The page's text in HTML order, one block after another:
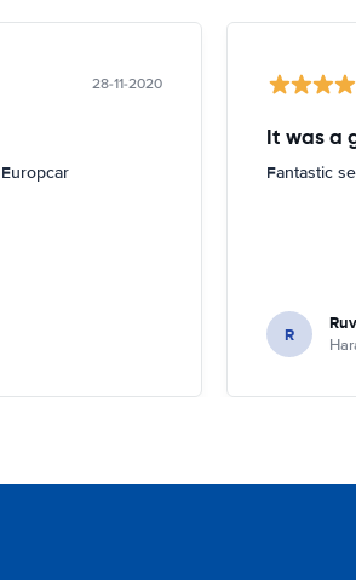
28-11-2020
Fantastic
R